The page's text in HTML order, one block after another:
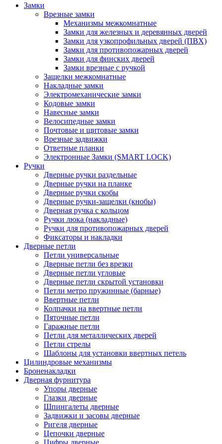
Замки
Врезные замки
Механизмы межкомнатные
Замки для железных и деревянных дверей
Замки для узкопрофильных дверей (ПВХ)
Замки для противопожарных дверей
Замки для финских дверей
Замки врезные с ручкой
Защелки межкомнатные
Накладные замки
Электромеханические замки
Кодовые замки
Навесные замки
Велосипедные замки
Почтовые и щитовые замки
Врезные задвижки
Ответные планки
Электронные Замки (SMART LOCK)
Ручки
Дверные ручки раздельные
Дверные ручки на планке
Дверные ручки скобы
Дверные ручки-защелки (кнобы)
Дверная ручка с кольцом
Ручки люка (накладные)
Ручки для противопожарных дверей
Фиксаторы и накладки
Дверные петли
Петли универсальные
Дверные петли без врезки
Дверные петли угловые
Дверные петли скрытой установки
Петли метро пружинные (барные)
Ввертные петли
Колпачки на ввертные петли
Пяточные петли
Гаражные петли
Петли для металлических дверей
Петли стрелы
Шаблоны для установки ввертных петель
Цилиндровые механизмы
Броненакладки
Дверная фурнитура
Упоры дверные
Глазки дверные
Шпингалеты дверные
Задвижки и засовы дверные
Ригеля дверные
Цепочки дверные
Цифры дверные